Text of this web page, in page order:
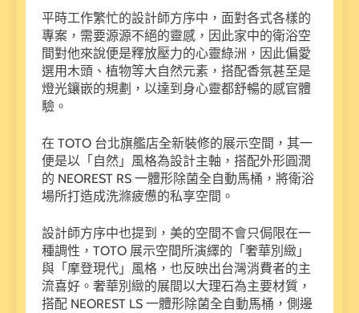
平時工作繁忙的設計師方序中，面對各式各樣的
專案，需要源源不絕的靈感，因此家中的衛浴空
間對他來說便是釋放壓力的心靈綠洲，因此偏愛
選用木頭、植物等大自然元素，搭配香氛甚至是
燈光鑲嵌的規劃，以達到身心靈都舒暢的感官體
驗。
在 TOTO 台北旗艦店全新裝修的展示空間，其一
便是以「自然」風格為設計主軸，搭配外形圓潤
的 NEOREST RS 一體形除菌全自動馬桶，將衛浴
場所打造成洗滌疲憊的私享空間。
設計師方序中也提到，美的空間不會只侷限在一
種調性，TOTO 展示空間所演繹的「奢華別緻」
與「摩登現代」風格，也反映出台灣消費者的主
流喜好。奢華別緻的展間以大理石為主要材質，
搭配 NEOREST LS 一體形除菌全自動馬桶，側邊